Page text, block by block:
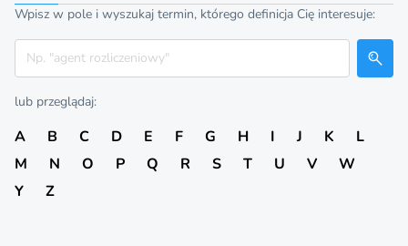
Wpisz w pole i wyszukaj termin, którego definicja Cię interesuje:
Szukaj
lub przeglądaj:
A B C D E F G H I J K
L
M
N O P Q R S T U V
W
Y
Z